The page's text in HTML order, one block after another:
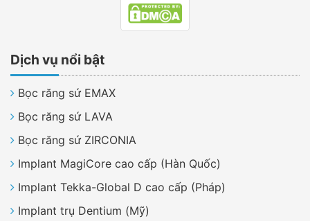
Dịch vụ nổi bật
Bọc răng sứ EMAX
Bọc răng sứ LAVA
Bọc răng sứ ZIRCONIA
Implant MagiCore cao cấp (Hàn Quốc)
Implant Tekka-Global D cao cấp (Pháp)
Implant trụ Dentium (Mỹ)